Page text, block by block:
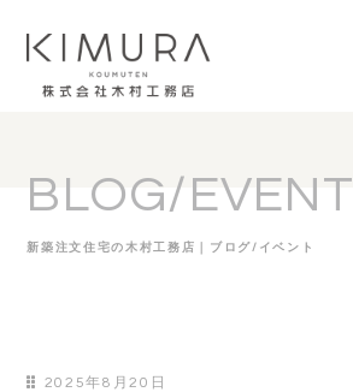
BLOG/EVENT
新築注文住宅の木村工務店｜ブログ/イベント
2025年8月20日